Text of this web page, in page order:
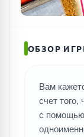
ОБЗОР
Вам
счет
с помощью